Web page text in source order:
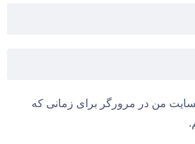
من در مرورگر برای زمانی که